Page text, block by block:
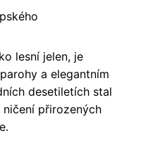
lesní jelen, je
a elegantním
desetiletích stal
přirozených